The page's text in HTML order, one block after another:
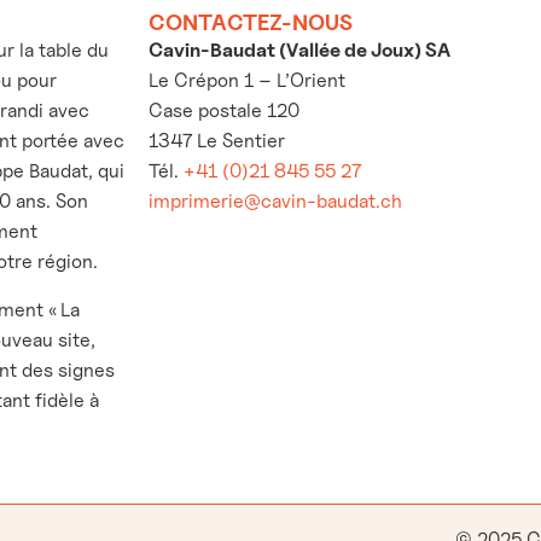
la table du
pour
avec
portée avec
Baudat, qui
ans. Son
région.
« La
site,
des signes
fidèle à
CONTACTEZ-NOUS
Cavin-Baudat (Vallée de Joux) SA
Le Crépon 1 – L’Orient
Case postale 120
1347 Le Sentier
Tél. +41 (0)21 845 55 27
imprimerie@cavin-baudat.ch